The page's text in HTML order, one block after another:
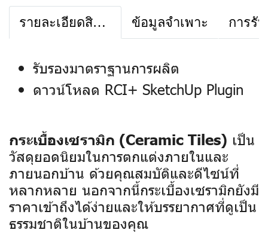
รายละเอียดสินค้า ข้อมูลจำเพาะ การรั
รับรองมาตราฐานการผลิต
ดาวน์โหลด RCI+ SketchUp Plugin
กระเบื้องเซรามิก (Ceramic Tiles) เป็น
วัสดุยอดนิยมในการตกแต่งภายในและ
ภายนอกบ้าน ด้วยคุณสมบัติและดีไซน์ที่
หลากหลาย นอกจากนี้กระเบื้องเซรามิกยังมี
ราคาเข้าถึงได้ง่ายและให้บรรยากาศที่ดูเป็น
ธรรมชาติในบ้านของคุณ